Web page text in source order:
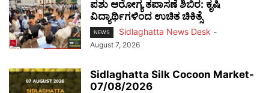
ಪಶು ಆರೋಗ್ಯ ತಪಾಸಣೆ ಶಿಬಿರ: ಕೃಷಿ
ವಿದ್ಯಾರ್ಥಿಗಳಿಂದ ಉಚಿತ ಚಿಕಿತ್ಸೆ
NEWS Sidlaghatta News Desk -
August 7, 2026
Sidlaghatta Silk Cocoon Market-
07/08/2026